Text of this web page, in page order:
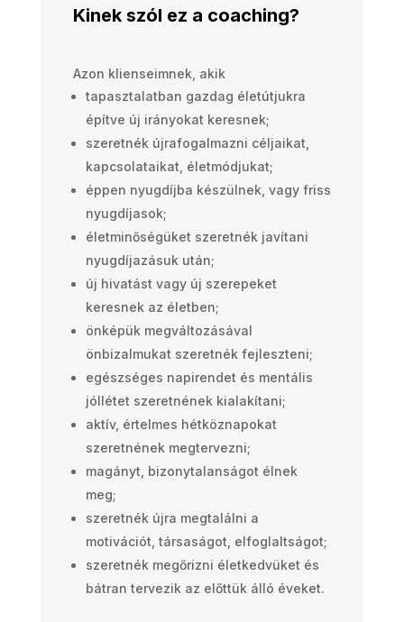
Kinek szól ez a coaching?
Azon klienseimnek, akik
tapasztalatban gazdag életútjukra
építve új irányokat keresnek;
szeretnék újrafogalmazni céljaikat,
kapcsolataikat, életmódjukat;
éppen nyugdíjba készülnek, vagy friss
nyugdíjasok;
életminőségüket szeretnék javítani
nyugdíjazásuk után;
új hivatást vagy új szerepeket
keresnek az életben;
önképük megváltozásával
önbizalmukat szeretnék fejleszteni;
egészséges napirendet és mentális
jóllétet szeretnének kialakítani;
aktív, értelmes hétköznapokat
szeretnének megtervezni;
magányt, bizonytalanságot élnek
meg;
szeretnék újra megtalálni a
motivációt, társaságot, elfoglaltságot;
szeretnék megőrizni életkedvüket és
bátran tervezik az előttük álló éveket.